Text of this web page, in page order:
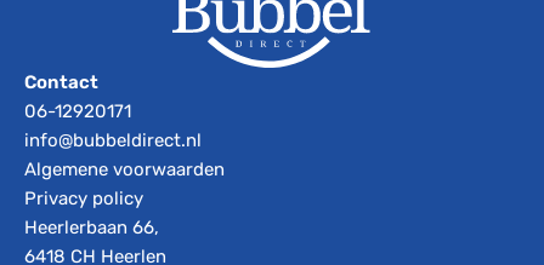
Contact
06-12920171
info@bubbeldirect.nl
Algemene voorwaarden
Privacy policy
Heerlerbaan 66,
6418 CH Heerlen